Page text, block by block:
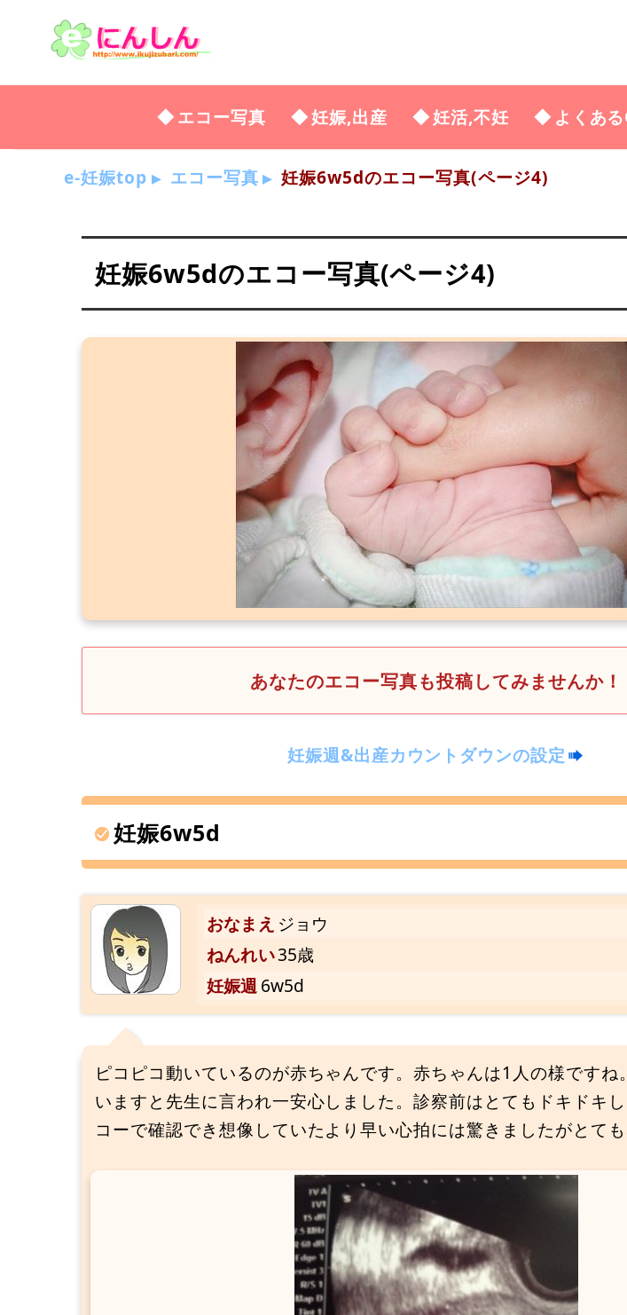
エコー写真 妊娠,出産 妊活,不妊 よくあ
e-妊娠top エコー写真 妊娠6w5dのエコー写真(ページ4)
妊娠6w5dのエコー写真(ページ4)
あなたのエコー写真も投稿してみませんか！
妊娠週&出産カウントダウンの設定
妊娠6w5d
おなまえ ジョウ
ねんれい35歳
妊娠週6w5d
ピコピコ動いているのが赤ちゃんです。赤ちゃんは1人の様ですね
いますと先生に言われ一安心しました。診察前はとてもドキドキ
コーで確認でき想像していたより早い心拍には驚きましたがとても